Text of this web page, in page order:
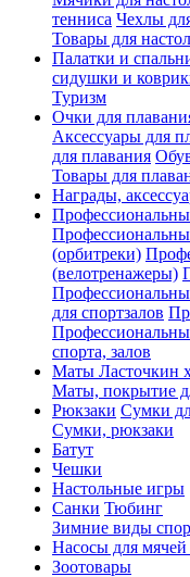
тенниса Чехлы
Товары для
Палатки и
сидушки и
Туризм
Очки для
Аксессуары для
для плавания
Товары для
Награды,
(орбитреки)
(велотренажеры)
для спортзалов
спорта, залов
Маты Ласточкин
Маты, покрытие
Рюкзаки Сумки
Сумки, рюкзаки
Батут
Чешки
Настольные игры
Санки Тюбинг
Зимние виды
Насосы для
Зоотовары